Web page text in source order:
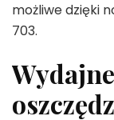
możliwe dzięki
703.